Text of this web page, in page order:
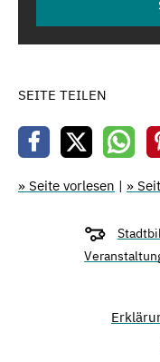
SEITE TEILEN
» Seite vorlesen | »